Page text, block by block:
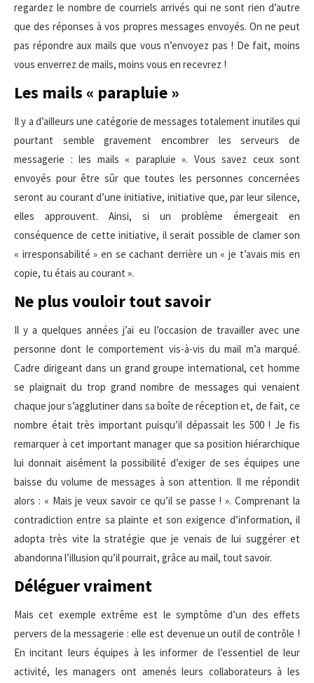
regardez le nombre de courriels arrivés qui ne sont rien d’autre
que des réponses à vos propres messages envoyés. On ne peut
pas répondre aux mails que vous n’envoyez pas ! De fait, moins
vous enverrez de mails, moins vous en recevrez !
Les mails « parapluie »
Il y a d’ailleurs une catégorie de messages totalement inutiles qui
pourtant semble gravement encombrer les serveurs de
messagerie : les mails « parapluie ». Vous savez ceux sont
envoyés pour être sûr que toutes les personnes concernées
seront au courant d’une initiative, initiative que, par leur silence,
elles approuvent. Ainsi, si un problème émergeait en
conséquence de cette initiative, il serait possible de clamer son
« irresponsabilité » en se cachant derrière un « je t’avais mis en
copie, tu étais au courant ».
Ne plus vouloir tout savoir
Il y a quelques années j’ai eu l’occasion de travailler avec une
personne dont le comportement vis-à-vis du mail m’a marqué.
Cadre dirigeant dans un grand groupe international, cet homme
se plaignait du trop grand nombre de messages qui venaient
chaque jour s’agglutiner dans sa boîte de réception et, de fait, ce
nombre était très important puisqu’il dépassait les 500 ! Je fis
remarquer à cet important manager que sa position hiérarchique
lui donnait aisément la possibilité d’exiger de ses équipes une
baisse du volume de messages à son attention. Il me répondit
alors : « Mais je veux savoir ce qu’il se passe ! ». Comprenant la
contradiction entre sa plainte et son exigence d’information, il
adopta très vite la stratégie que je venais de lui suggérer et
abandonna l’illusion qu’il pourrait, grâce au mail, tout savoir.
Déléguer vraiment
Mais cet exemple extrême est le symptôme d’un des effets
pervers de la messagerie : elle est devenue un outil de contrôle !
En incitant leurs équipes à les informer de l’essentiel de leur
activité, les managers ont amenés leurs collaborateurs à les